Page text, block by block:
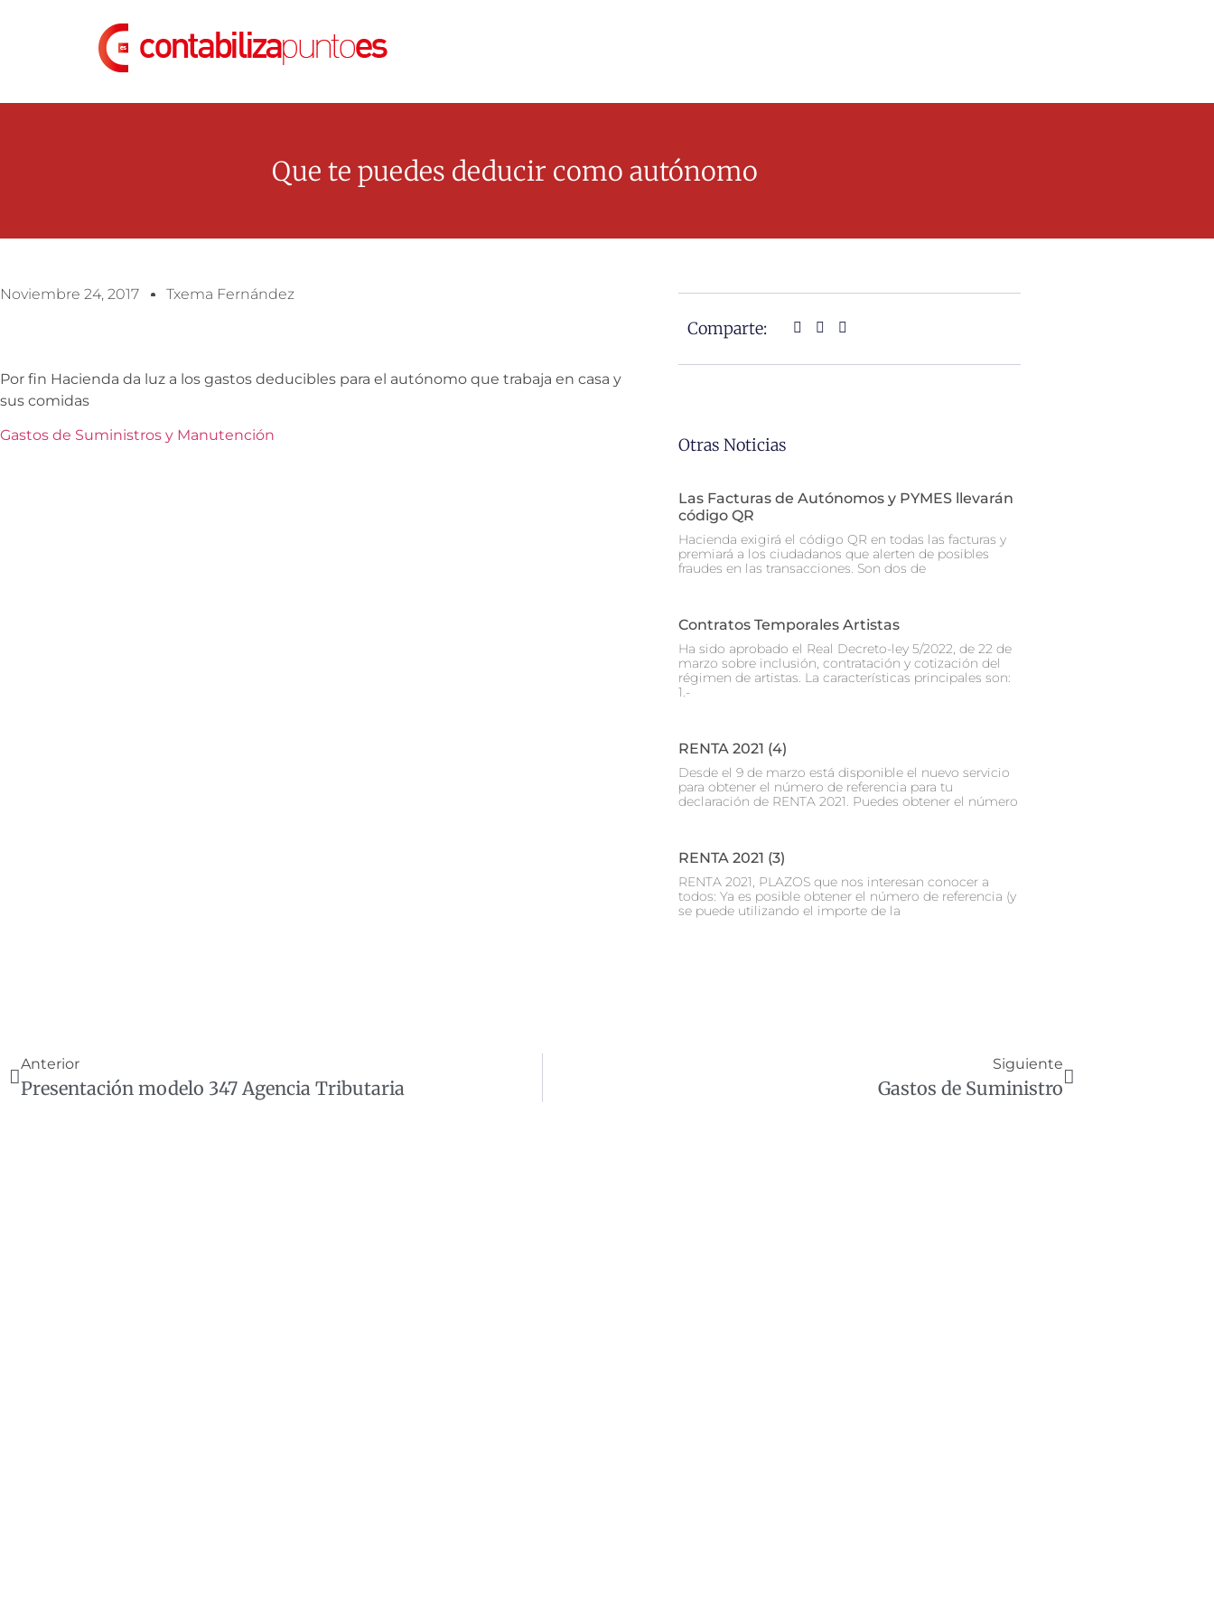
Que te puedes deducir como autónomo
Noviembre 24, 2017 Txema Fernández
Por fin Hacienda da luz a los gastos deducibles para el autónomo que trabaja en casa y
sus comidas
Gastos de Suministros y Manutención
Comparte:
Otras Noticias
Las Facturas de Autónomos y PYMES llevarán
código QR
Hacienda exigirá el código QR en todas las facturas y
premiará a los ciudadanos que alerten de posibles
fraudes en las transacciones. Son dos de
Contratos Temporales Artistas
Ha sido aprobado el Real Decreto-ley 5/2022, de 22 de
marzo sobre inclusión, contratación y cotización del
régimen de artistas. La características principales son:
1.-
RENTA 2021 (4)
Desde el 9 de marzo está disponible el nuevo servicio
para obtener el número de referencia para tu
declaración de RENTA 2021. Puedes obtener el número
RENTA 2021 (3)
RENTA 2021, PLAZOS que nos interesan conocer a
todos: Ya es posible obtener el número de referencia (y
se puede utilizando el importe de la
Anterior
Presentación modelo 347 Agencia Tributaria
Siguiente
Gastos de Suministro